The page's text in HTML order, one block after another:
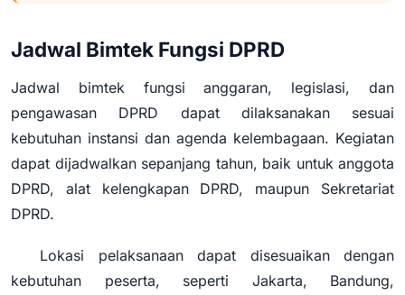
Jadwal Bimtek Fungsi DPRD
Jadwal bimtek fungsi anggaran, legislasi, dan
pengawasan DPRD dapat dilaksanakan sesuai
kebutuhan instansi dan agenda kelembagaan. Kegiatan
dapat dijadwalkan sepanjang tahun, baik untuk anggota
DPRD, alat kelengkapan DPRD, maupun Sekretariat
DPRD.
Lokasi pelaksanaan dapat disesuaikan dengan
kebutuhan peserta, seperti Jakarta, Bandung,